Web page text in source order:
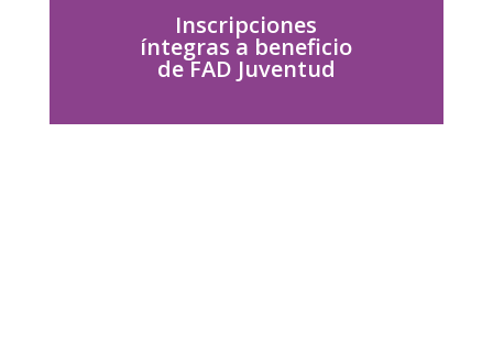
Inscripciones
íntegras a beneficio
de FAD Juventud